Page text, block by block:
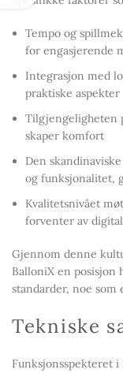
Tempo og
for engasjerende
Integrasjon med
praktiske aspekter
Tilgjengeligheten
skaper komfort
Den
og funksjonalitet,
Kvalitetsnivået
forventer av
Gjennom denne
BalloniX en posisjon
standarder, noe
Tekniske
Funksjonsspekteret